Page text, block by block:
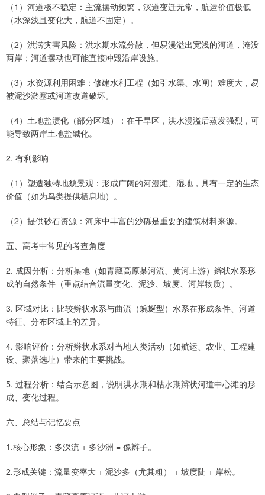
（1）河道极不稳定：主流摆动频繁，汊道变迁无常，航运价值极低
（水深浅且变化大，航道不固定）。
（2）洪涝灾害风险：洪水期水流分散，但易漫溢出宽浅的河道，淹没
两岸；河道摆动也可能直接冲毁沿岸设施。
（3）水资源利用困难：修建水利工程（如引水渠、水闸）难度大，易
被泥沙淤塞或河道改道破坏。
（4）土地盐渍化（部分区域）：在干旱区，洪水漫溢后蒸发强烈，可
能导致两岸土地盐碱化。
2. 有利影响
（1）塑造独特地貌景观：形成广阔的河漫滩、湿地，具有一定的生态
价值（如为鸟类提供栖息地）。
（2）提供砂石资源：河床中丰富的沙砾是重要的建筑材料来源。
五、高考中常见的考查角度
2. 成因分析：分析某地（如青藏高原某河流、黄河上游）辫状水系形
成的自然条件（重点结合流量变化、泥沙、坡度、河岸物质）。
3. 区域对比：比较辫状水系与曲流（蜿蜒型）水系在形成条件、河道
特征、分布区域上的差异。
4. 影响评价：分析辫状水系对当地人类活动（如航运、农业、工程建
设、聚落选址）带来的主要挑战。
5. 过程分析：结合示意图，说明洪水期和枯水期辫状河道中心滩的形
成、变化过程。
六、总结与记忆要点
1.核心形象：多汊流 + 多沙洲 = 像辫子。
2.形成关键：流量变率大 + 泥沙多（尤其粗） + 坡度陡 + 岸松。